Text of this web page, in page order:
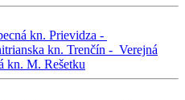
kn. Prievidza -
kn. Trenčín - Verejná
kn. M. Rešetku